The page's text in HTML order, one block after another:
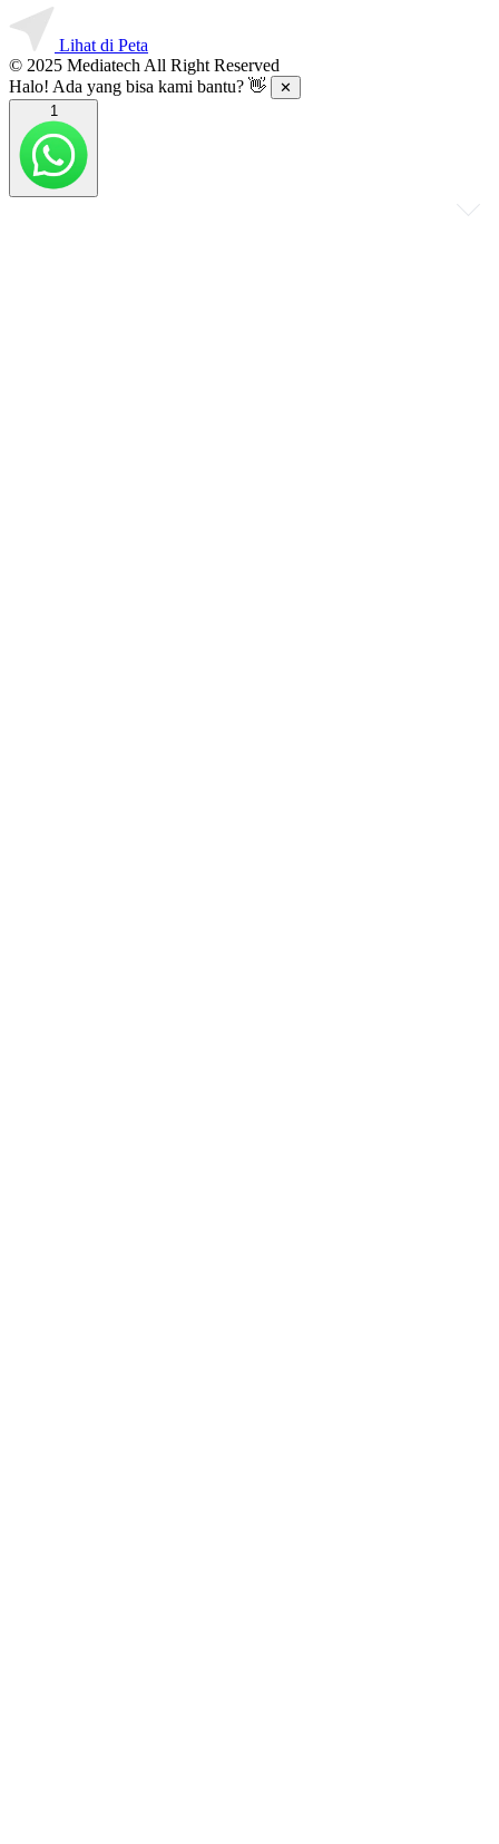
Lihat di Peta
© 2025 Mediatech All Right Reserved
Halo! Ada yang bisa kami bantu? 👋
✕
1